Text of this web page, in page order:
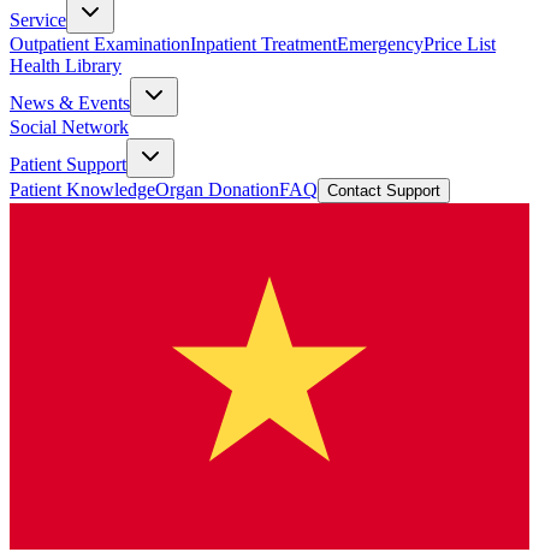
Service
Outpatient ExaminationInpatient TreatmentEmergencyPrice List
Health Library
News & Events
Social Network
Patient Support
Patient KnowledgeOrgan DonationFAQ Contact Support